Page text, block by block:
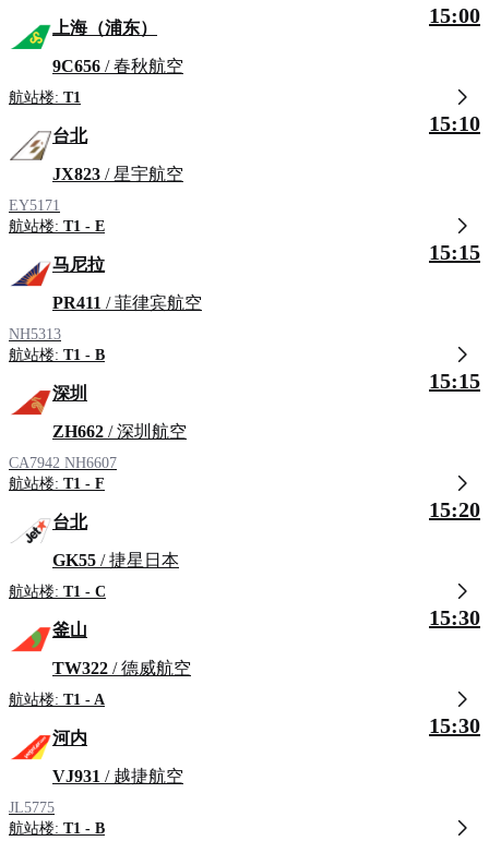
上海（浦东）
9C656 / 春秋航空
航站楼: T1
15:00
台北
JX823 / 星宇航空
EY5171
航站楼: T1 - E
15:10
马尼拉
PR411 / 菲律宾航空
NH5313
航站楼: T1 - B
15:15
深圳
ZH662 / 深圳航空
CA7942 NH6607
航站楼: T1 - F
15:15
台北
GK55 / 捷星日本
航站楼: T1 - C
15:20
釜山
TW322 / 德威航空
航站楼: T1 - A
15:30
河内
VJ931 / 越捷航空
JL5775
航站楼: T1 - B
15:30